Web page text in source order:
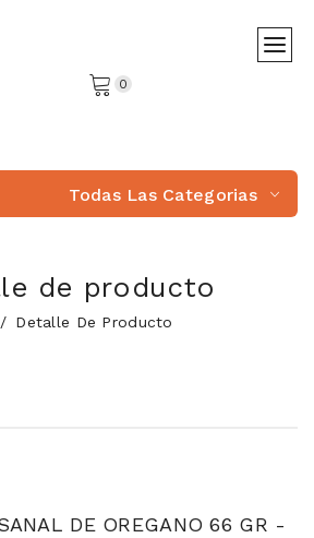
0
Todas Las Categorias
de producto
Detalle De Producto
DE OREGANO 66 GR -